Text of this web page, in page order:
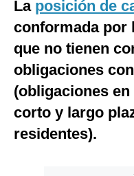
La posición de
conformada por
que no tienen
obligaciones
(obligaciones
corto y largo
residentes).